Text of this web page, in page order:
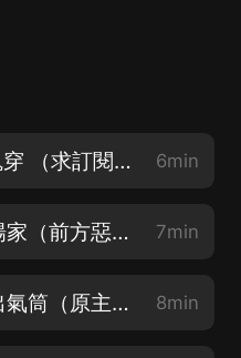
彪悍農女有空間 001 魂穿 （求訂閱，求點讚，求評論啦） 6min
彪悍農女有空間 002 楊家（前方惡婆婆出没！） 7min
彪悍農女有空間 003 出氣筒（原主有個包子娘） 8min